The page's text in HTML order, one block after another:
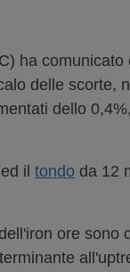
ha
delle scorte,
dello
il tondo da 12
ore sono